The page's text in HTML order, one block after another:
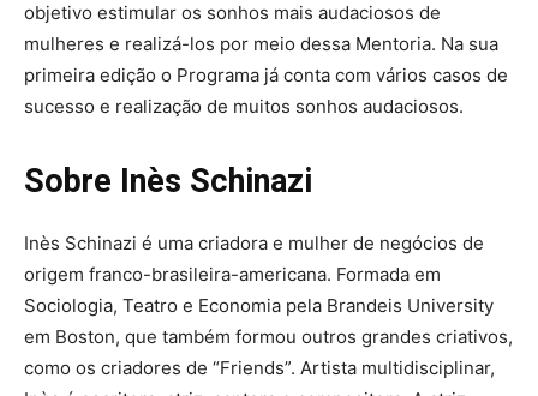
objetivo estimular os sonhos mais audaciosos de
mulheres e realizá-los por meio dessa Mentoria. Na sua
primeira edição o Programa já conta com vários casos de
sucesso e realização de muitos sonhos audaciosos.
Sobre Inès Schinazi
Inès Schinazi é uma criadora e mulher de negócios de
origem franco-brasileira-americana. Formada em
Sociologia, Teatro e Economia pela Brandeis University
em Boston, que também formou outros grandes criativos,
como os criadores de “Friends”. Artista multidisciplinar,